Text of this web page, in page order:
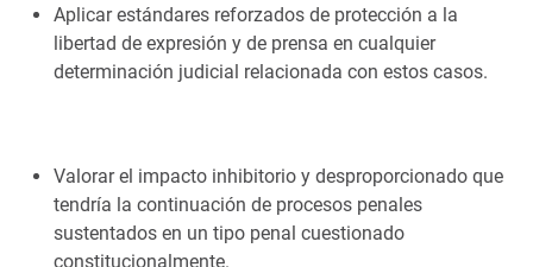
Aplicar estándares reforzados de protección a la
libertad de expresión y de prensa en cualquier
determinación judicial relacionada con estos casos.
Valorar el impacto inhibitorio y desproporcionado que
tendría la continuación de procesos penales
sustentados en un tipo penal cuestionado
constitucionalmente.